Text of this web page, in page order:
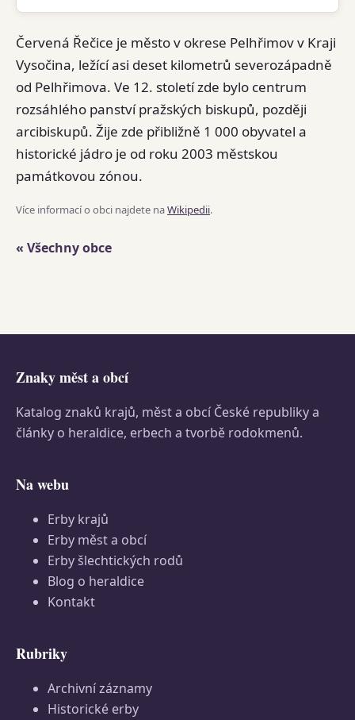
Červená Řečice je město v okrese Pelhřimov v Kraji
Vysočina, ležící asi deset kilometrů severozápadně
od Pelhřimova. Ve 12. století zde bylo centrum
rozsáhlého panství pražských biskupů, později
arcibiskupů. Žije zde přibližně 1 000 obyvatel a
historické jádro je od roku 2003 městskou
památkovou zónou.
Více informací o obci najdete naWikipedii.
« Všechny obce
Znaky měst a obcí
Katalog znaků krajů, měst a obcí České republiky a
články o heraldice, erbech a tvorbě rodokmenů.
Na webu
Erby krajů
Erby měst a obcí
Erby šlechtických rodů
Blog o heraldice
Kontakt
Rubriky
Archivní záznamy
Historické erby